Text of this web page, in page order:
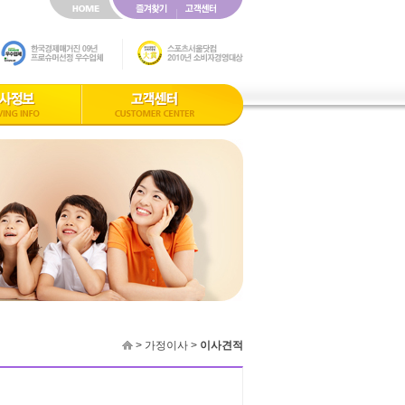
> 가정이사 > 이사견적